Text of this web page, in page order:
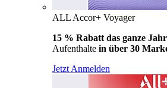
ALL Accor+ Voyager
15 % Rabatt das ganze Jahr
Aufenthalte in über 30
Jetzt Anmelden